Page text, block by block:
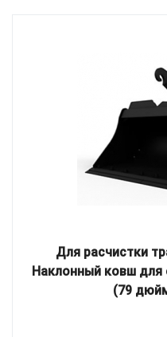
Для расчистки
Наклонный ковш для
(79